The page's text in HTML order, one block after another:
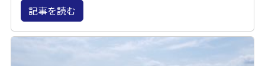
記事を読む